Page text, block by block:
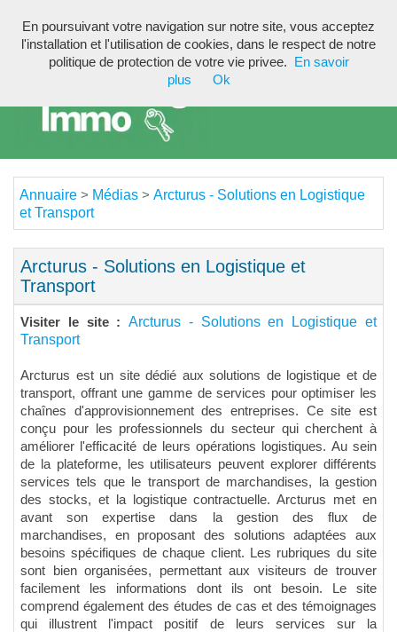
Annuaire > Médias > Arcturus - Solutions en Logistique
et Transport
Arcturus - Solutions en Logistique et
Transport
Visiter le site :Arcturus - Solutions en Logistique et
Transport
Arcturus est un site dédié aux solutions de logistique et de
transport, offrant une gamme de services pour optimiser les
chaînes d'approvisionnement des entreprises. Ce site est
conçu pour les professionnels du secteur qui cherchent à
améliorer l'efficacité de leurs opérations logistiques. Au sein
de la plateforme, les utilisateurs peuvent explorer différents
services tels que le transport de marchandises, la gestion
des stocks, et la logistique contractuelle. Arcturus met en
avant son expertise dans la gestion des flux de
marchandises, en proposant des solutions adaptées aux
besoins spécifiques de chaque client. Les rubriques du site
sont bien organisées, permettant aux visiteurs de trouver
facilement les informations dont ils ont besoin. Le site
comprend également des études de cas et des témoignages
qui illustrent l'impact positif de leurs services sur la
En poursuivant votre navigation sur notre site, vous acceptez
l'installation et l'utilisation de cookies, dans le respect de notre
politique de protection de votre vie privee.
En savoir
plus
Ok